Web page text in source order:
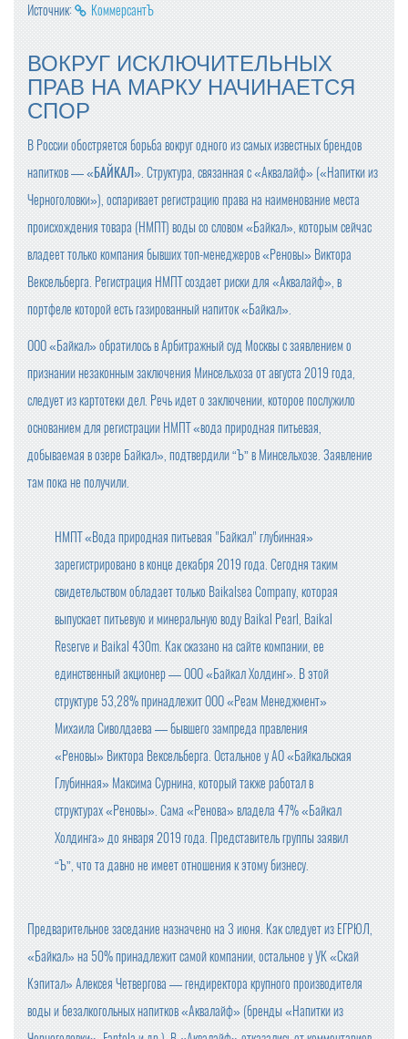
Источник: КоммерсантЪ
ВОКРУГ ИСКЛЮЧИТЕЛЬНЫХ
ПРАВ НА МАРКУ НАЧИНАЕТСЯ
СПОР
В России обостряется борьба вокруг одного из самых известных брендов
напитков —«БАЙКАЛ». Структура, связанная с «Аквалайф» («Напитки из
Черноголовки»), оспаривает регистрацию права на наименование места
происхождения товара (НМПТ) воды со словом «Байкал», которым сейчас
владеет только компания бывших топ-менеджеров «Реновы» Виктора
Вексельберга. Регистрация НМПТ создает риски для «Аквалайф», в
портфеле которой есть газированный напиток «Байкал».
ООО «Байкал» обратилось в Арбитражный суд Москвы с заявлением о
признании незаконным заключения Минсельхоза от августа 2019 года,
следует из картотеки дел. Речь идет о заключении, которое послужило
основанием для регистрации НМПТ «вода природная питьевая,
добываемая в озере Байкал», подтвердили “Ъ” в Минсельхозе. Заявление
там пока не получили.
НМПТ «Вода природная питьевая "Байкал" глубинная»
зарегистрировано в конце декабря 2019 года. Сегодня таким
свидетельством обладает только Baikalsea Company, которая
выпускает питьевую и минеральную воду Baikal Pearl, Baikal
Reserve и Baikal 430m. Как сказано на сайте компании, ее
единственный акционер — ООО «Байкал Холдинг». В этой
структуре 53,28% принадлежит ООО «Реам Менеджмент»
Михаила Сиволдаева — бывшего зампреда правления
«Реновы» Виктора Вексельберга. Остальное у АО «Байкальская
Глубинная» Максима Сурнина, который также работал в
структурах «Реновы». Сама «Ренова» владела 47% «Байкал
Холдинга» до января 2019 года. Представитель группы заявил
“Ъ”, что та давно не имеет отношения к этому бизнесу.
Предварительное заседание назначено на 3 июня. Как следует из ЕГРЮЛ,
«Байкал» на 50% принадлежит самой компании, остальное у УК «Скай
Кэпитал» Алексея Четвергова — гендиректора крупного производителя
воды и безалкогольных напитков «Аквалайф» (бренды «Напитки из